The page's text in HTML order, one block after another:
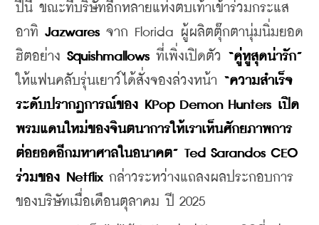
ปีนี้ ขณะที่บริษัทอีกหลายแห่งตบเท้าเข้าร่วมกระแส
อาทิ Jazwares จาก Florida ผู้ผลิตตุ๊กตานุ่มนิ่มยอด
ฮิตอย่าง Squishmallows ที่เพิ่งเปิดตัว “คู่หูสุดน่ารัก”
ให้แฟนคลับรุ่นเยาว์ได้สั่งจองล่วงหน้า “ความสำเร็จ
ระดับปรากฏการณ์ของ KPop Demon Hunters เปิด
พรมแดนใหม่ของจินตนาการให้เราเห็นศักยภาพการ
ต่อยอดอีกมหาศาลในอนาคต” Ted Sarandos CEO
ร่วมของ Netflix กล่าวระหว่างแถลงผลประกอบการ
ของบริษัทเมื่อเดือนตุลาคม ปี 2025